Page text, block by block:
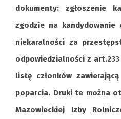
dokumenty: zgłoszenie
zgodzie na kandydowanie
niekaralności za
odpowiedzialności z
listę członków
poparcia. Druki te można
Mazowieckiej Izby